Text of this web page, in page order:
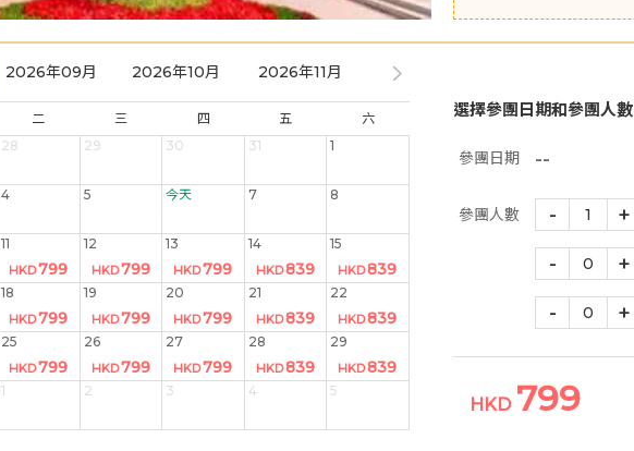
2026年09月 2026年10月 2026年11月 2026年12月
二 三 四 五
六
28 29 30 31 1
4 5 今天 7 8
11
HKD799
12
HKD799
13
HKD799
14
HKD839
15
HKD839
18
HKD799
19
HKD799
20
HKD799
21
HKD839
22
HKD839
25
HKD799
26
HKD799
27
HKD799
28
HKD839
29
HKD839
1 2 3 4 5
選擇參團日期和參團人數
參團日期 --
參團人數 - 1 +
- 0 +
- 0 +
HKD 799